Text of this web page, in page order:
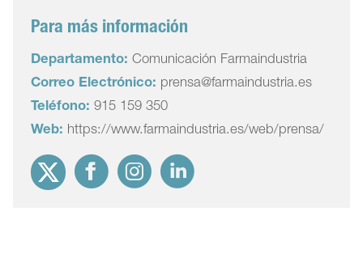
Para más información
Departamento: Comunicación Farmaindustria
Correo Electrónico: prensa@farmaindustria.es
Teléfono: 915 159 350
Web: https://www.farmaindustria.es/web/prensa/